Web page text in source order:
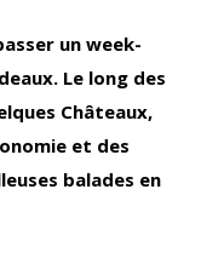
un week-
Le long des
Châteaux,
et des
balades en